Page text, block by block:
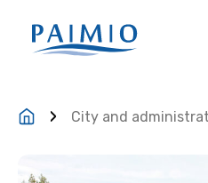
City and